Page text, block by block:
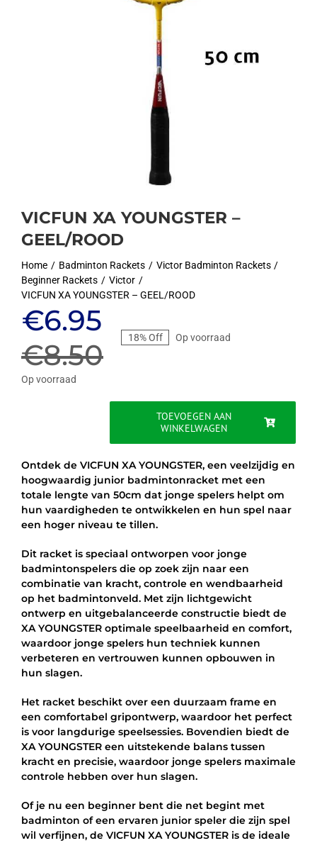
VICFUN XA YOUNGSTER –
GEEL/ROOD
Home Badminton Rackets
Victor Badminton Rackets
Beginner Rackets
Victor
VICFUN XA YOUNGSTER – GEEL/ROOD
€8.50
Oorspronkelijke
prijs
was:
€6.95
Huidige
prijs
is:
18% Off Op voorraad
Op voorraad
YOUNGSTER
GEEL/ROOD
aantal
TOEVOEGEN AAN
WINKELWAGEN
Ontdek de VICFUN XA YOUNGSTER, een veelzijdig en
hoogwaardig junior badmintonracket met een
totale lengte van 50cm dat jonge spelers helpt om
hun vaardigheden te ontwikkelen en hun spel naar
een hoger niveau te tillen.
Dit racket is speciaal ontworpen voor jonge
badmintonspelers die op zoek zijn naar een
combinatie van kracht, controle en wendbaarheid
op het badmintonveld. Met zijn lichtgewicht
ontwerp en uitgebalanceerde constructie biedt de
XA YOUNGSTER optimale speelbaarheid en comfort,
waardoor jonge spelers hun techniek kunnen
verbeteren en vertrouwen kunnen opbouwen in
hun slagen.
Het racket beschikt over een duurzaam frame en
een comfortabel gripontwerp, waardoor het perfect
is voor langdurige speelsessies. Bovendien biedt de
XA YOUNGSTER een uitstekende balans tussen
kracht en precisie, waardoor jonge spelers maximale
controle hebben over hun slagen.
Of je nu een beginner bent die net begint met
badminton of een ervaren junior speler die zijn spel
wil verfijnen, de VICFUN XA YOUNGSTER is de ideale